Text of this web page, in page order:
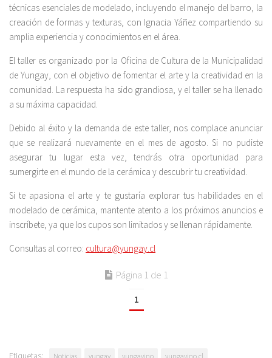
técnicas esenciales de modelado, incluyendo el manejo del barro, la
creación de formas y texturas, con Ignacia Yáñez compartiendo su
amplia experiencia y conocimientos en el área.
El taller es organizado por la Oficina de Cultura de la Municipalidad
de Yungay, con el objetivo de fomentar el arte y la creatividad en la
comunidad. La respuesta ha sido grandiosa, y el taller se ha llenado
a su máxima capacidad.
Debido al éxito y la demanda de este taller, nos complace anunciar
que se realizará nuevamente en el mes de agosto. Si no pudiste
asegurar tu lugar esta vez, tendrás otra oportunidad para
sumergirte en el mundo de la cerámica y descubrir tu creatividad.
Si te apasiona el arte y te gustaría explorar tus habilidades en el
modelado de cerámica, mantente atento a los próximos anuncios e
inscríbete, ya que los cupos son limitados y se llenan rápidamente.
Consultas al correo: cultura@yungay.cl
Página 1 de 1
1
Etiquetas: Noticias yungay yungayino yungayino.cl